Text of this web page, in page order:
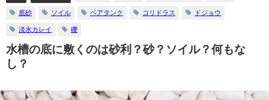
底砂 ソイル ベアタンク コリドラス ドジョウ
淡水カレイ 礫
水槽の底に敷くのは砂利？砂？ソイル？何もな
し？